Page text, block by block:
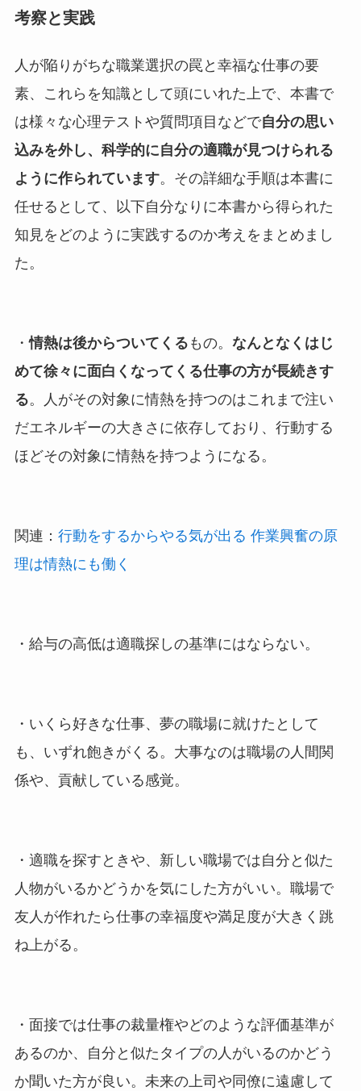
考察と実践
人が陥りがちな職業選択の罠と幸福な仕事の要
素、これらを知識として頭にいれた上で、本書で
は様々な心理テストや質問項目などで自分の思い
込みを外し、科学的に自分の適職が見つけられる
ように作られています。その詳細な手順は本書に
任せるとして、以下自分なりに本書から得られた
知見をどのように実践するのか考えをまとめまし
た。
・情熱は後からついてくる もの。 なんとなくはじ
めて徐々に面白くなってくる仕事の方が長続きす
る。人がその対象に情熱を持つのはこれまで注い
だエネルギーの大きさに依存しており、行動する
ほどその対象に情熱を持つようになる。
関連： 行動をするからやる気が出る 作業興奮の原
理は情熱にも働く
・給与の高低は適職探しの基準にはならない。
・いくら好きな仕事、夢の職場に就けたとして
も、いずれ飽きがくる。大事なのは職場の人間関
係や、貢献している感覚。
・適職を探すときや、新しい職場では自分と似た
人物がいるかどうかを気にした方がいい。職場で
友人が作れたら仕事の幸福度や満足度が大きく跳
ね上がる。
・面接では仕事の裁量権やどのような評価基準が
あるのか、自分と似たタイプの人がいるのかどう
か聞いた方が良い。未来の上司や同僚に遠慮して